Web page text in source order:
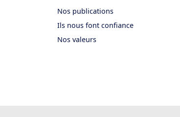
Nos publications
Ils nous font confiance
Nos valeurs